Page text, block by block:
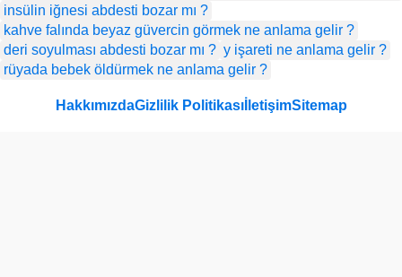
insülin iğnesi abdesti bozar mı ?
kahve falında beyaz güvercin görmek ne anlama gelir ?
deri soyulması abdesti bozar mı ? y işareti ne anlama gelir ?
rüyada bebek öldürmek ne anlama gelir ?
HakkımızdaGizlilik PolitikasıİletişimSitemap